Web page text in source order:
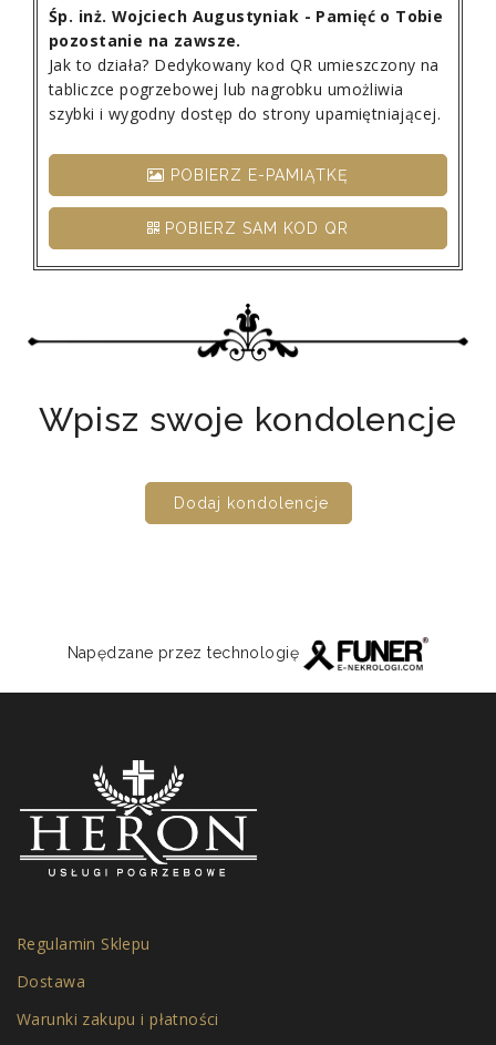
Śp. inż. Wojciech Augustyniak - Pamięć o Tobie
pozostanie na zawsze.
Jak to działa? Dedykowany kod QR umieszczony na
tabliczce pogrzebowej lub nagrobku umożliwia
szybki i wygodny dostęp do strony upamiętniającej.
POBIERZ E-PAMIĄTKĘ
POBIERZ SAM KOD QR
Wpisz swoje kondolencje
Dodaj kondolencje
Napędzane przez technologię
Regulamin Sklepu
Dostawa
Warunki zakupu i płatności